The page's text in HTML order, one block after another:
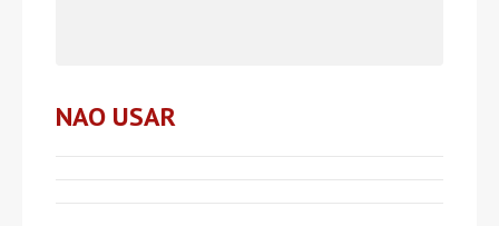
NAO USAR